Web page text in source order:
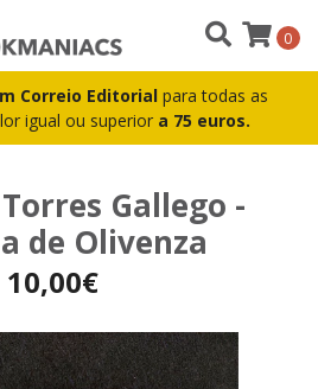
Correio Editorial para todas as
igual ou superior a 75 euros.
0
Gallego -
de Olivenza
10,00€